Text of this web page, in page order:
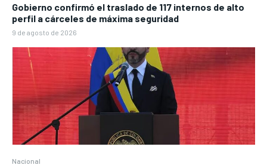
Gobierno confirmó el traslado de 117 internos de alto
perfil a cárceles de máxima seguridad
9 de agosto de 2026
Nacional